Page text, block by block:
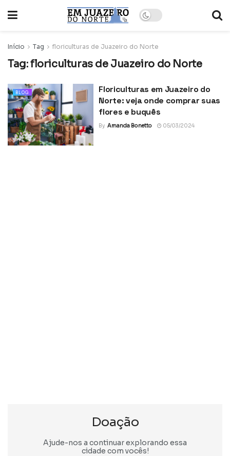
Início Tag floriculturas de Juazeiro do Norte
Tag:floriculturas de Juazeiro do Norte
BLOG
Floriculturas em Juazeiro do
Norte: veja onde comprar suas
flores e buquês
By Amanda Bonetto 05/03/2024
Doação
Ajude-nos a continuar explorando essa
cidade com vocês!